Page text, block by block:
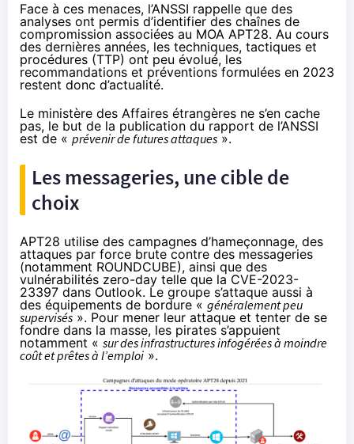
Face à ces menaces, l’ANSSI rappelle que des
analyses ont permis d’identifier des chaînes de
compromission associées au MOA APT28. Au cours
des dernières années, les techniques, tactiques et
procédures (TTP) ont peu évolué, les
recommandations et préventions formulées en 2023
restent donc d’actualité.
Le ministère des Affaires étrangères ne s’en cache
pas, le but de la publication du rapport de l’ANSSI
est de « prévenir de futures attaques ».
Les messageries, une cible de
choix
APT28 utilise des campagnes d’hameçonnage, des
attaques par force brute contre des messageries
(notamment ROUNDCUBE), ainsi que des
vulnérabilités zero-day telle que la CVE-2023-
23397 dans Outlook. Le groupe s’attaque aussi à
des équipements de bordure « généralement peu
supervisés ». Pour mener leur attaque et tenter de se
fondre dans la masse, les pirates s’appuient
notamment « sur des infrastructures infogérées à moindre
coût et prêtes à l’emploi ».